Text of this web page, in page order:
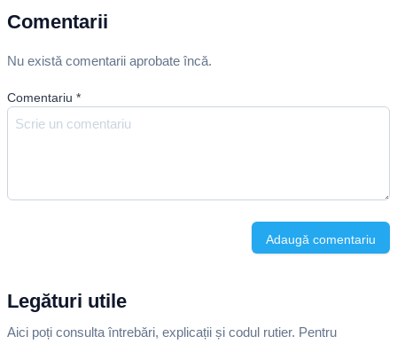
Comentarii
Nu există comentarii aprobate încă.
Comentariu *
Adaugă comentariu
Legături utile
Aici poți consulta întrebări, explicații și codul rutier. Pentru